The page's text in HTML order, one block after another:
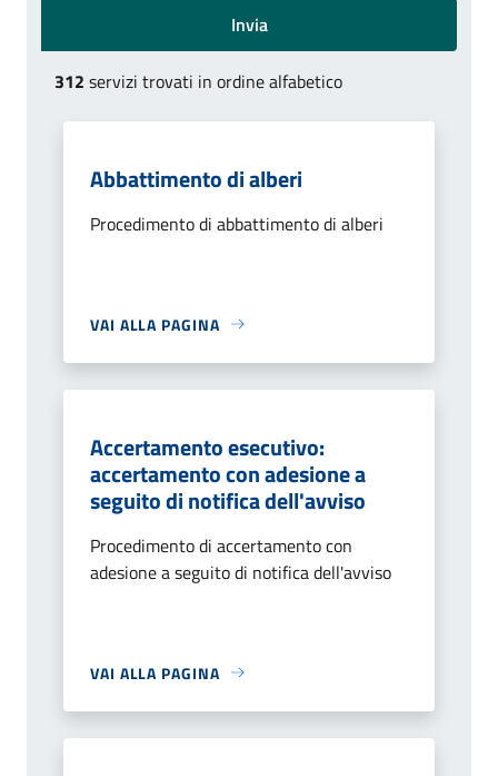
Invia
312 servizi trovati in ordine alfabetico
Abbattimento di alberi
Procedimento di abbattimento di alberi
VAI ALLA PAGINA
Accertamento esecutivo:
accertamento con adesione a
seguito di notifica dell'avviso
Procedimento di accertamento con
adesione a seguito di notifica dell'avviso
VAI ALLA PAGINA